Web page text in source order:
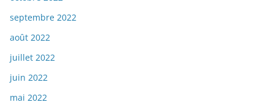
septembre 2022
août 2022
juillet 2022
juin 2022
mai 2022